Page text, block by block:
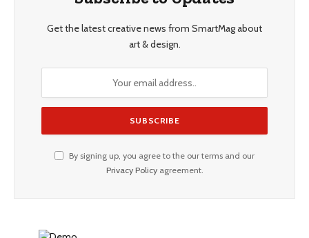
Get the latest creative news from SmartMag about
art & design.
By signing up, you agree to the our terms and our
Privacy Policyagreement.